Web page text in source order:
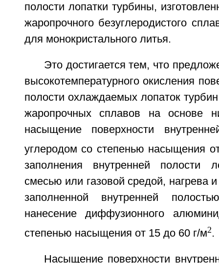
полости лопатки турбины,
жаропрочного безуглеродистого
для монокристального литья.
Это достигается тем, что
высокотемпературного окисления
полости охлаждаемых лопаток
жаропрочных сплавов на основе
насыщение поверхности
углеродом со степенью насыщения
заполнения внутренней полости
смесью или газовой средой, нагрева
заполненной внутренней
нанесение диффузионного
степенью насыщения от 15 до 60 г/м2.
Насыщение поверхности